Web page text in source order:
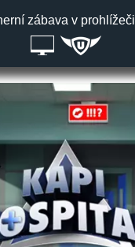
zábava v prohlížeči